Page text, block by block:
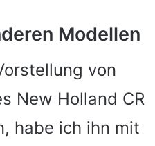
Modellen
von
New Holland CR
habe ich ihn mit